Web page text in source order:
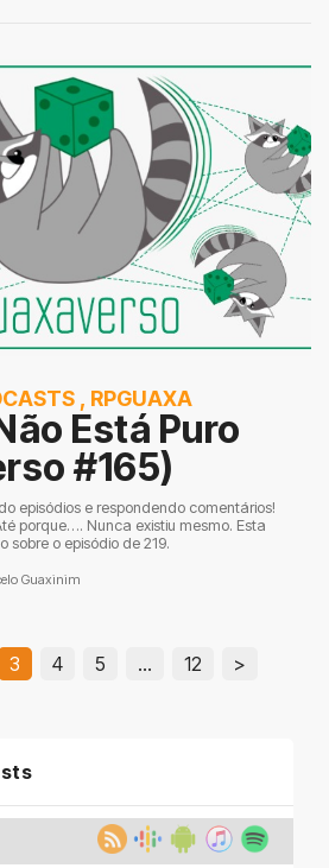
, RPGUAXA
Está Puro
#165)
episódios e respondendo comentários!
porque…. Nunca existiu mesmo. Esta
o episódio de 219.
Guaxinim
3 4 5 … 12 >